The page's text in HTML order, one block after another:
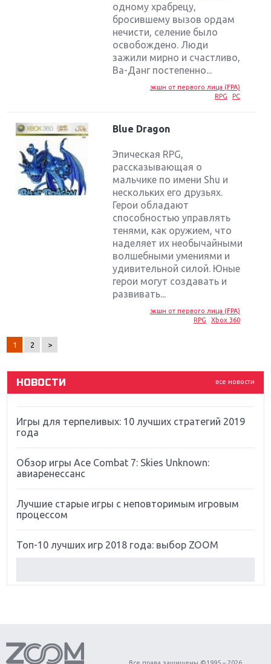
одному храбрецу,
бросившему вызов ордам
нечисти, селение было
освобождено. Люди
зажили мирно и счастливо,
Ва-Данг постепенно...
экшн от первого лица (FPA)
RPG
PC
Blue Dragon
Эпическая RPG,
рассказывающая о
мальчике по имени Shu и
нескольких его друзьях.
Герои обладают
способностью управлять
тенями, как оружием, что
наделяет их необычайными
волшебными умениями и
удивительной силой. Юные
герои могут создавать и
развивать...
экшн от первого лица (FPA)
RPG
Xbox 360
1 2 >
все новости
НОВОСТИ
Крупнейшие релизы мая: Nintendo, Microsoft и
Новинки для Nintendo Switch: Labo, South Park и
Far Cry 5: хвалить нельзя ругать
Игры для терпеливых: 10 лучших стратегий 2019
года
Обзор игры Ace Combat 7: Skies Unknown:
авиаренессанс
Лучшие старые игры с неповторимым игровым
процессом
Топ-10 лучших игр 2018 года: выбор ZOOM
Обзор игры Forza Horizon 4: вершина эволюции